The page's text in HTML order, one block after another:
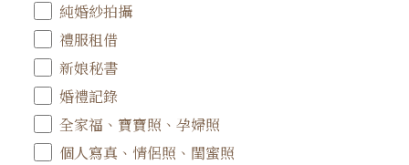
純婚紗拍攝
禮服租借
新娘秘書
婚禮記錄
全家福、寶寶照、孕婦照
個人寫真、情侶照、閨蜜照